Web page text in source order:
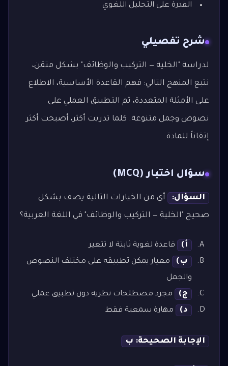
القدرة على التحليل اللغوي
شرح تفصيلي
لدراسة "الخلية — التركيب والوظائف" بشكل متقن،
نتبع المنهج التالي: فهم القاعدة الأساسية، الاطلاع
على الأمثلة المتعددة، ثم التطبيق العملي على
نصوص وجمل متنوعة. كلما تدربت أكثر، أصبحت أكثر
إتقاناً للمادة.
سؤال اختبار (MCQ)
السؤال: أي من الخيارات التالية يصف بشكل
صحيح "الخلية — التركيب والوظائف" في اللغة العربية؟
أ)
قاعدة لغوية ثابتة لا تتغير
ب)
معيار يمكن تطبيقه على مختلف النصوص
والجمل
ج)
مجرد مصطلحات نظرية دون تطبيق عملي
د)
مهارة سمعية فقط
الإجابة الصحيحة: ب